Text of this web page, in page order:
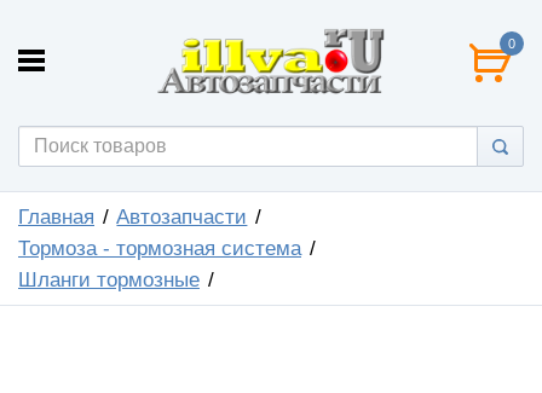
0
Главная
Автозапчасти
Тормоза - тормозная система
Шланги тормозные